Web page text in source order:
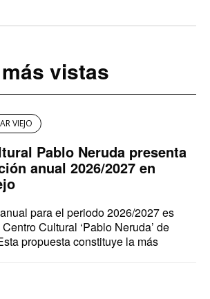
vistas
VIEJO
Pablo Neruda presenta
anual 2026/2027 en
para el periodo 2026/2027 es
Cultural ‘Pablo Neruda’ de
propuesta constituye la más